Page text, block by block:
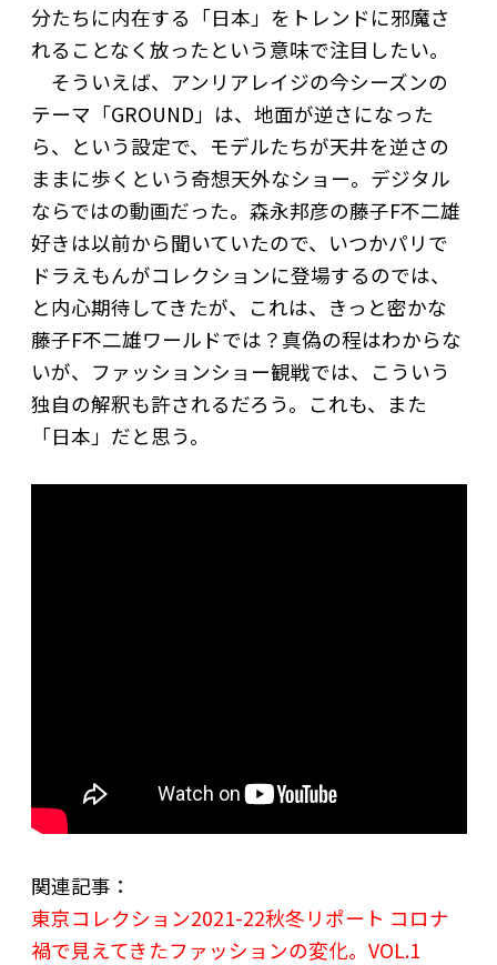
分たちに内在する「日本」をトレンドに邪魔さ
れることなく放ったという意味で注目したい。
そういえば、アンリアレイジの今シーズンの
テーマ「GROUND」は、地面が逆さになった
ら、という設定で、モデルたちが天井を逆さの
ままに歩くという奇想天外なショー。デジタル
ならではの動画だった。森永邦彦の藤子F不二雄
好きは以前から聞いていたので、いつかパリで
ドラえもんがコレクションに登場するのでは、
と内心期待してきたが、これは、きっと密かな
藤子F不二雄ワールドでは？真偽の程はわからな
いが、ファッションショー観戦では、こういう
独自の解釈も許されるだろう。これも、また
「日本」だと思う。
関連記事：
東京コレクション2021-22秋冬リポート コロナ
禍で見えてきたファッションの変化。VOL.1